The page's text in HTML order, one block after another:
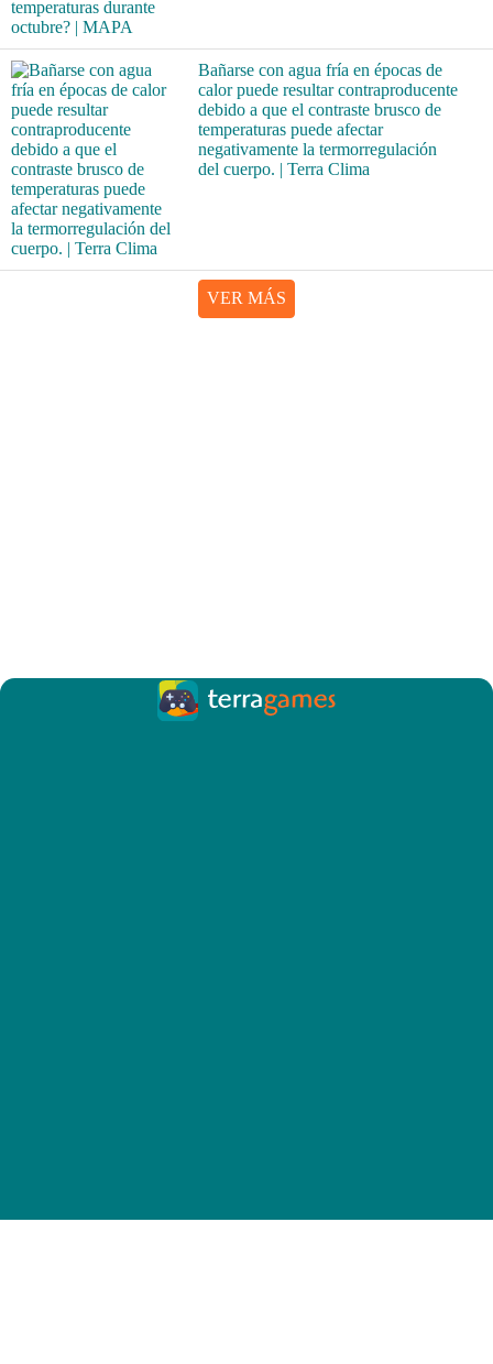
Bañarse con agua fría en épocas de
calor puede resultar contraproducente
debido a que el contraste brusco de
temperaturas puede afectar
negativamente la termorregulación
del cuerpo. | Terra Clima
VER MÁS